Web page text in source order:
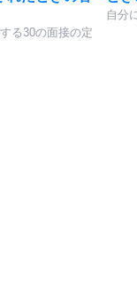
る30の面接の定
自分